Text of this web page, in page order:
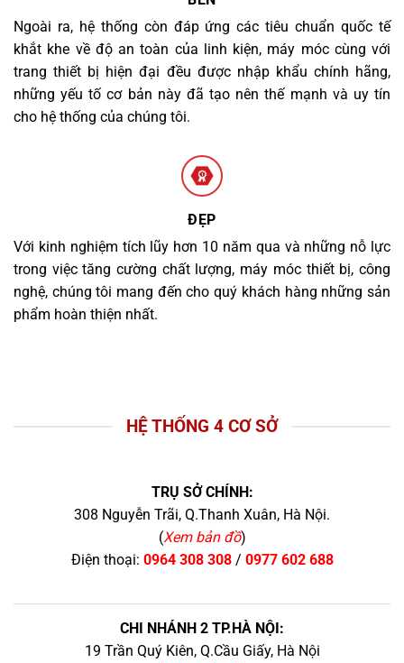
Ngoài ra, hệ thống còn đáp ứng các tiêu chuẩn quốc tế
khắt khe về độ an toàn của linh kiện, máy móc cùng với
trang thiết bị hiện đại đều được nhập khẩu chính hãng,
những yếu tố cơ bản này đã tạo nên thế mạnh và uy tín
cho hệ thống của chúng tôi.
ĐẸP
Với kinh nghiệm tích lũy hơn 10 năm qua và những nỗ lực
trong việc tăng cường chất lượng, máy móc thiết bị, công
nghệ, chúng tôi mang đến cho quý khách hàng những sản
phẩm hoàn thiện nhất.
HỆ THỐNG 4 CƠ SỞ
TRỤ SỞ CHÍNH:
308 Nguyễn Trãi, Q.Thanh Xuân, Hà Nội.
(Xem bản đồ)
Điện thoại: 0964 308 308/ 0977 602 688
CHI NHÁNH 2 TP.HÀ NỘI:
19 Trần Quý Kiên, Q.Cầu Giấy, Hà Nội